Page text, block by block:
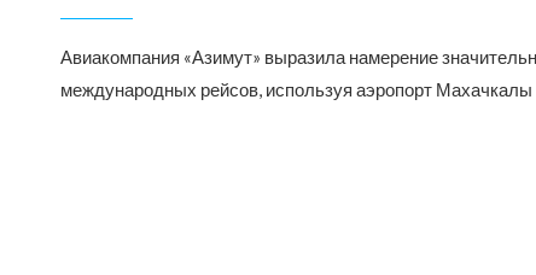
Авиакомпания «Азимут» выразила намерение
международных рейсов, используя аэропорт Махачкалы